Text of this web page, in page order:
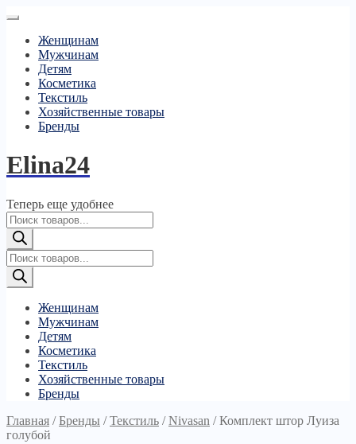
Женщинам
Мужчинам
Детям
Косметика
Текстиль
Хозяйственные товары
Бренды
Elina24
Теперь еще удобнее
Поиск
товаров
Поиск
товаров
Женщинам
Мужчинам
Детям
Косметика
Текстиль
Хозяйственные товары
Бренды
Главная /Бренды /Текстиль /Nivasan /Комплект штор Луиза
голубой